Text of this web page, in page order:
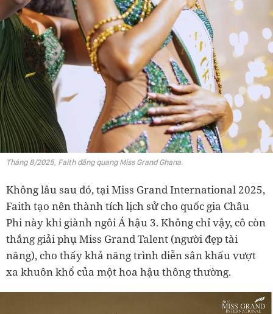
Tháng 8/2025, Faith đăng quang Miss Grand Ghana.
Không lâu sau đó, tại Miss Grand International 2025,
Faith tạo nên thành tích lịch sử cho quốc gia Châu
Phi này khi giành ngôi Á hậu 3. Không chỉ vậy, cô còn
thắng giải phụ Miss Grand Talent (người đẹp tài
năng), cho thấy khả năng trình diễn sân khấu vượt
xa khuôn khổ của một hoa hậu thông thường.